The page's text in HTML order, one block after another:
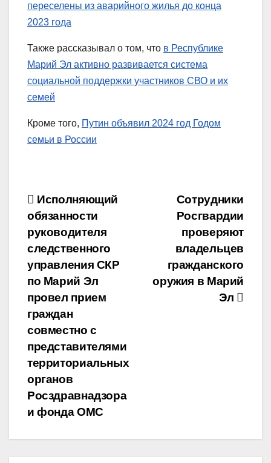
переселены из аварийного жилья до конца
2023 года
Также рассказывал о том, что в Республике
Марий Эл активно развивается система
социальной поддержки участников СВО и их
семей
Кроме того, Путин объявил 2024 год Годом
семьи в России
Навигация
по
записям
Сотрудники
Росгвардии
проверяют
владельцев
гражданского
оружия в Марий
Эл
Исполняющий
обязанности
руководителя
следственного
управления СКР
по Марий Эл
провел прием
граждан
совместно с
представителями
территориальных
органов
Росздравнадзора
и фонда ОМС